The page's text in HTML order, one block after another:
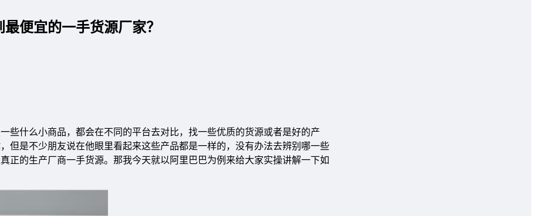
便宜的一手货源厂家？
些什么小商品，都会在不同的平台去对比，找一些优质的货源或者是好的产
但是不少朋友说在他眼里看起来这些产品都是一样的，没有办法去辨别哪一些
正的生产厂商一手货源。那我今天就以阿里巴巴为例来给大家实操讲解一下如